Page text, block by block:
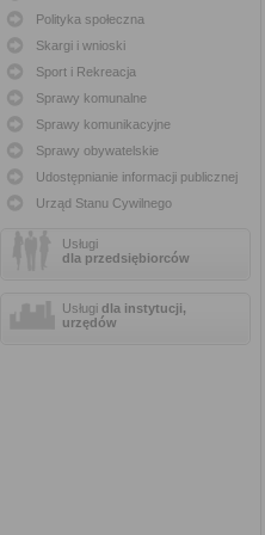
Polityka społeczna
Skargi i wnioski
Sport i Rekreacja
Sprawy komunalne
Sprawy komunikacyjne
Sprawy obywatelskie
Udostępnianie informacji publicznej
Urząd Stanu Cywilnego
Usługi
dla przedsiębiorców
Usługi dla instytucji,
urzędów